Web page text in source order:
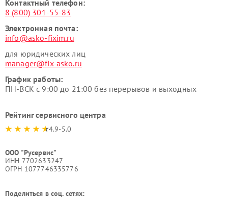
Контактный телефон:
8 (800) 301-55-83
Электронная почта:
info@asko-fixim.ru
для юридических лиц
manager@fix-asko.ru
График работы:
ПН-ВСК с 9:00 до 21:00 без перерывов и выходных
Рейтинг сервисного центра
4.9-5.0
ООО "Русервис"
ИНН 7702633247
ОГРН 1077746335776
Поделиться в соц. сетях: